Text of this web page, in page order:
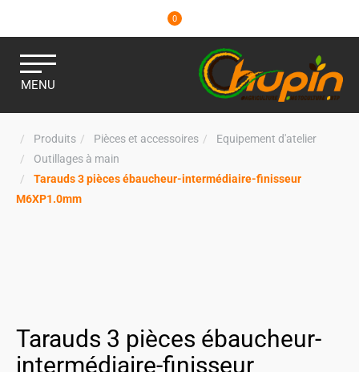
0
MENU
Produits Pièces et accessoires
Equipement d'atelier
Outillages à main
Tarauds 3 pièces ébaucheur-intermédiaire-finisseur
M6XP1.0mm
Tarauds 3 pièces ébaucheur-
intermédiaire-finisseur